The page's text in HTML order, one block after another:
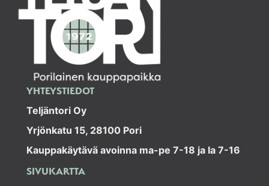
YHTEYSTIEDOT
Teljäntori Oy
Yrjönkatu 15, 28100 Pori
Kauppakäytävä avoinna ma-pe 7-18 ja la 7-16
SIVUKARTTA